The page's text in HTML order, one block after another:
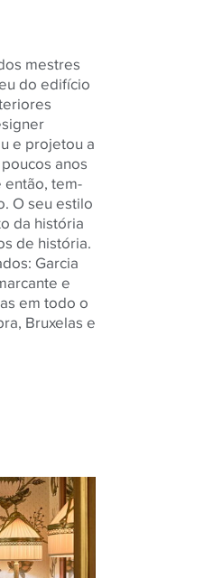
mestres
do edifício
e projetou a
anos
tem-
O seu estilo
da história
de história.
Garcia
e
em todo o
Bruxelas e